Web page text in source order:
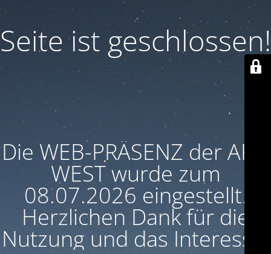
Seite ist geschlossen!
Die WEB-PRÄSENZ der ARU
WEST wurde zum
08.07.2026 eingestellt.
Herzlichen Dank für die
Nutzung und das Interesse!